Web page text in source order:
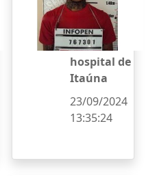
de receber
atendimen
to em
hospital de
Itaúna
23/09/2024
13:35:24